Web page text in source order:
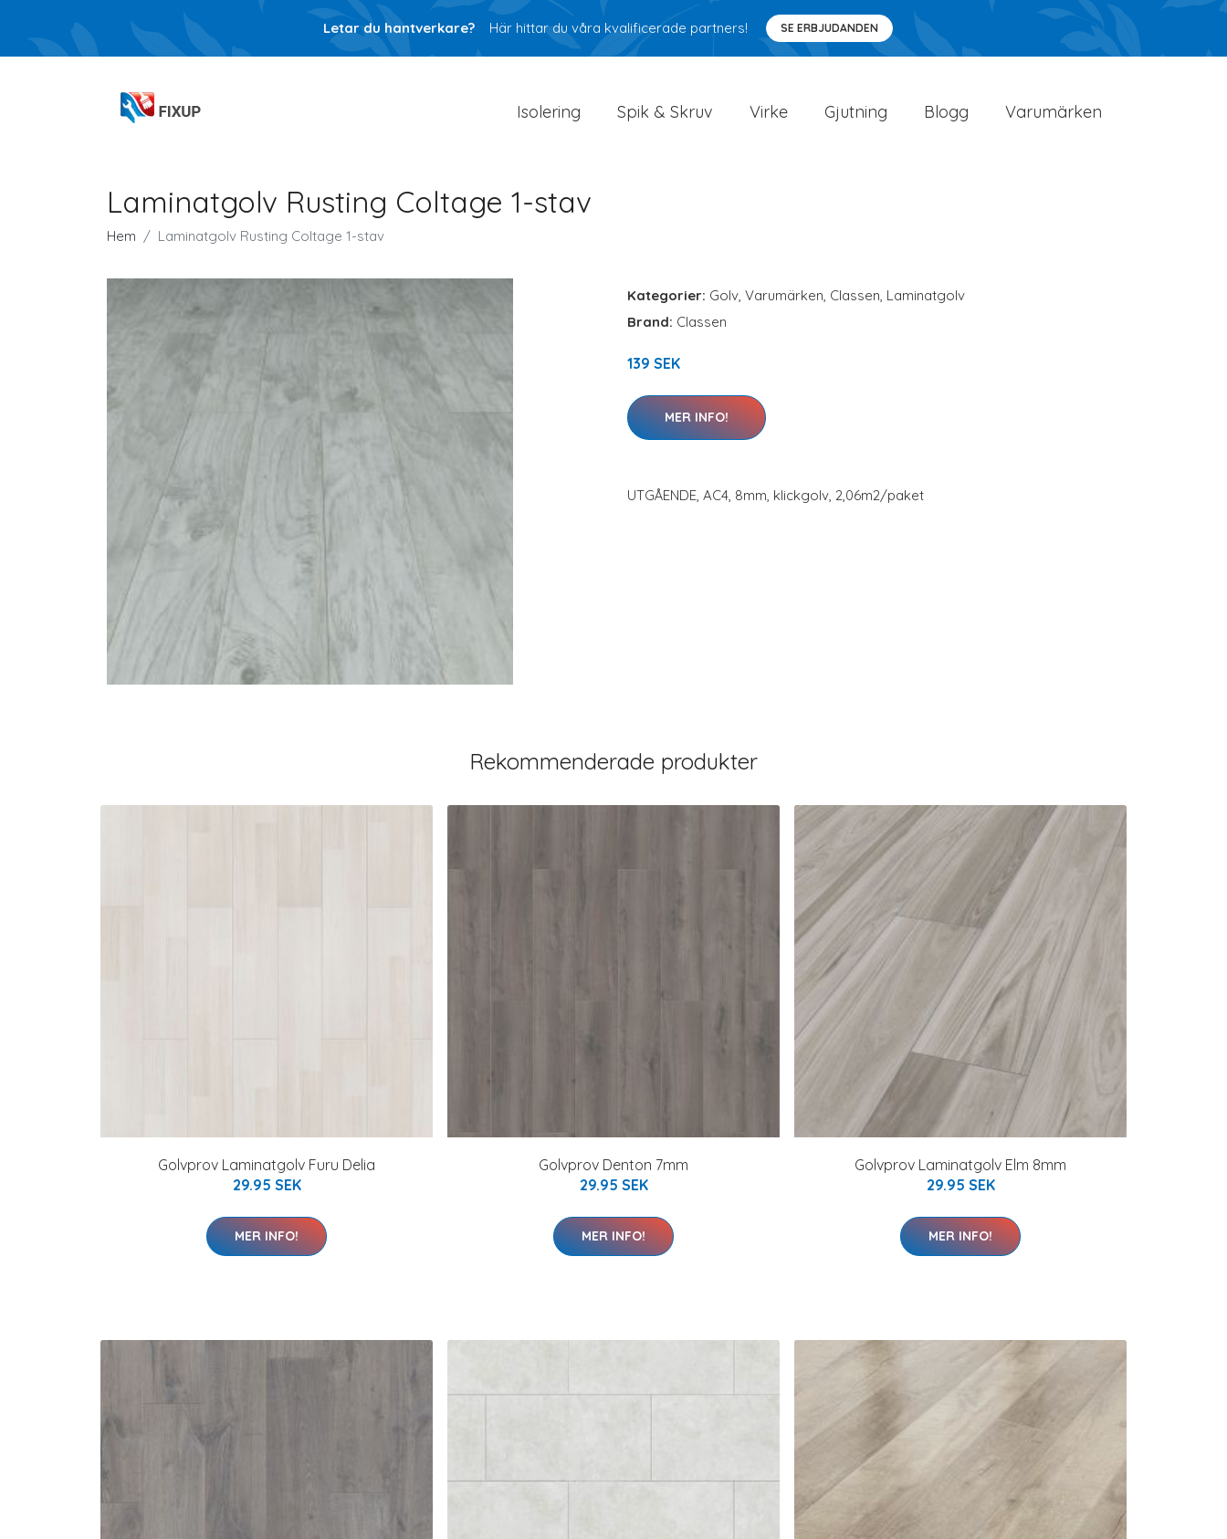
Letar du hantverkare? Här hittar du våra kvalificerade partners! SE ERBJUDANDEN
Isolering Spik & Skruv Virke Gjutning Blogg Varumärken
Laminatgolv Rusting Coltage 1-stav
Hem Laminatgolv Rusting Coltage 1-stav
Kategorier: Golv, Varumärken, Classen, Laminatgolv
Brand: Classen
139 SEK
MER INFO!
UTGÅENDE, AC4, 8mm, klickgolv, 2,06m2/paket
Rekommenderade produkter
Golvprov Laminatgolv Furu Delia
29.95 SEK
MER INFO!
Golvprov Denton 7mm
29.95 SEK
MER INFO!
Golvprov Laminatgolv Elm 8mm
29.95 SEK
MER INFO!